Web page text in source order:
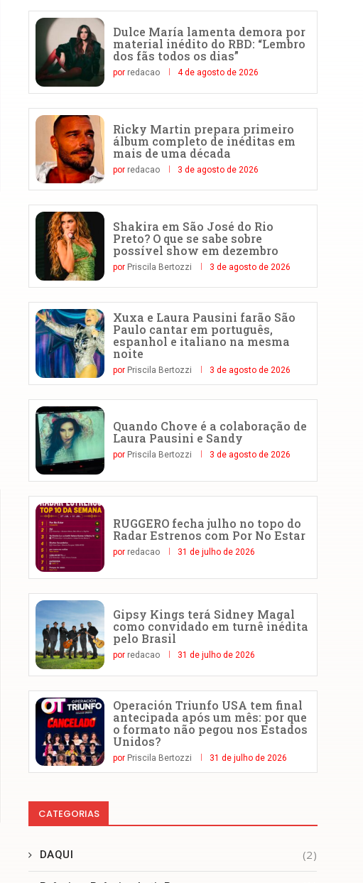
Dulce María lamenta demora por
material inédito do RBD: “Lembro
dos fãs todos os dias”
por redacao 4 de agosto de 2026
Ricky Martin prepara primeiro
álbum completo de inéditas em
mais de uma década
por redacao 3 de agosto de 2026
Shakira em São José do Rio
Preto? O que se sabe sobre
possível show em dezembro
por Priscila Bertozzi 3 de agosto de 2026
Xuxa e Laura Pausini farão São
Paulo cantar em português,
espanhol e italiano na mesma
noite
por Priscila Bertozzi 3 de agosto de 2026
Quando Chove é a colaboração de
Laura Pausini e Sandy
por Priscila Bertozzi 3 de agosto de 2026
RUGGERO fecha julho no topo do
Radar Estrenos com Por No Estar
por redacao 31 de julho de 2026
Gipsy Kings terá Sidney Magal
como convidado em turnê inédita
pelo Brasil
por redacao 31 de julho de 2026
Operación Triunfo USA tem final
antecipada após um mês: por que
o formato não pegou nos Estados
Unidos?
por Priscila Bertozzi 31 de julho de 2026
CATEGORIAS
DAQUI (2)